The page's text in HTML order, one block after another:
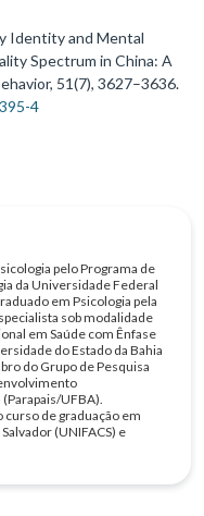
Identity and Mental
Spectrum in China: A
51(7), 3627–3636.
4
pelo Programa de
da Universidade Federal
em Psicologia pela
sob modalidade
em Saúde com Ênfase
do Estado da Bahia
do Grupo de Pesquisa
UFBA).
de graduação em
(UNIFACS) e